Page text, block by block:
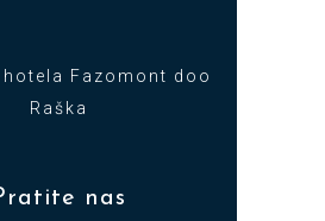
hotela Fazomont doo
Raška
nas